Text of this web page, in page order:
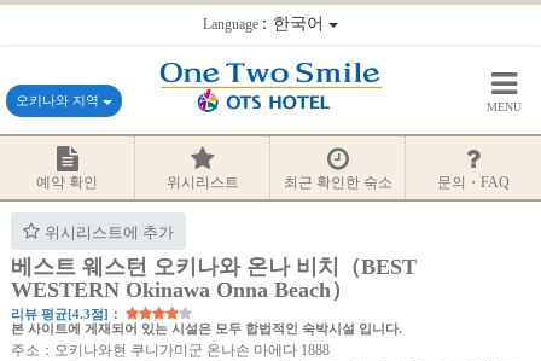
Language：한국어
오키나와 지역 MENU
예약 확인 위시리스트 최근 확인한 숙소 문의・FAQ
위시리스트에 추가
베스트 웨스턴 오키나와 온나 비치（BEST
WESTERN Okinawa Onna Beach）
리뷰 평균[4.3점]：
본 사이트에 게재되어 있는 시설은 모두 합법적인 숙박시설 입니다.
주소：오키나와현 쿠니가미군 온나손 마에다 1888